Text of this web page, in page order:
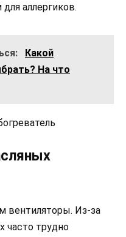
аллергиков.
Какой
На что
вентиляторы. Из-за
часто трудно